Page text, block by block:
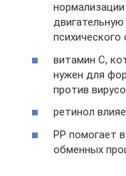
психического
витамин С,
нужен для
против
ретинол
РР помогает
обменных